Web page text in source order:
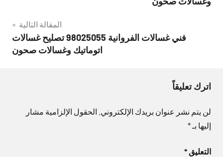
المقالة التالية
فني غسالات الفروانية 98025055 تصليح غسالات
اتوماتيك وغسالات صحون
اترك تعليقاً
لن يتم نشر عنوان بريدك الإلكتروني. الحقول الإلزامية مشار
إليها بـ*
التعليق *